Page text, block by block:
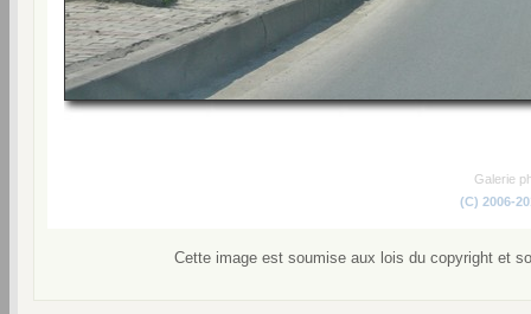
Galerie
(C) 2006-
Cette image est soumise aux lois du copyright et